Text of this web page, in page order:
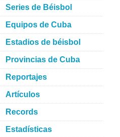
Series de Béisbol
Equipos de Cuba
Estadios de béisbol
Provincias de Cuba
Reportajes
Artículos
Records
Estadísticas